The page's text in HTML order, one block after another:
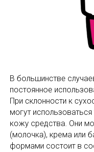
В большинстве
постоянное
При склонности к
могут
кожу средства. Они
(молочка), крема или
формами состоит в